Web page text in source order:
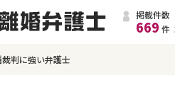
掲載件数
669 件
判に強い弁護士